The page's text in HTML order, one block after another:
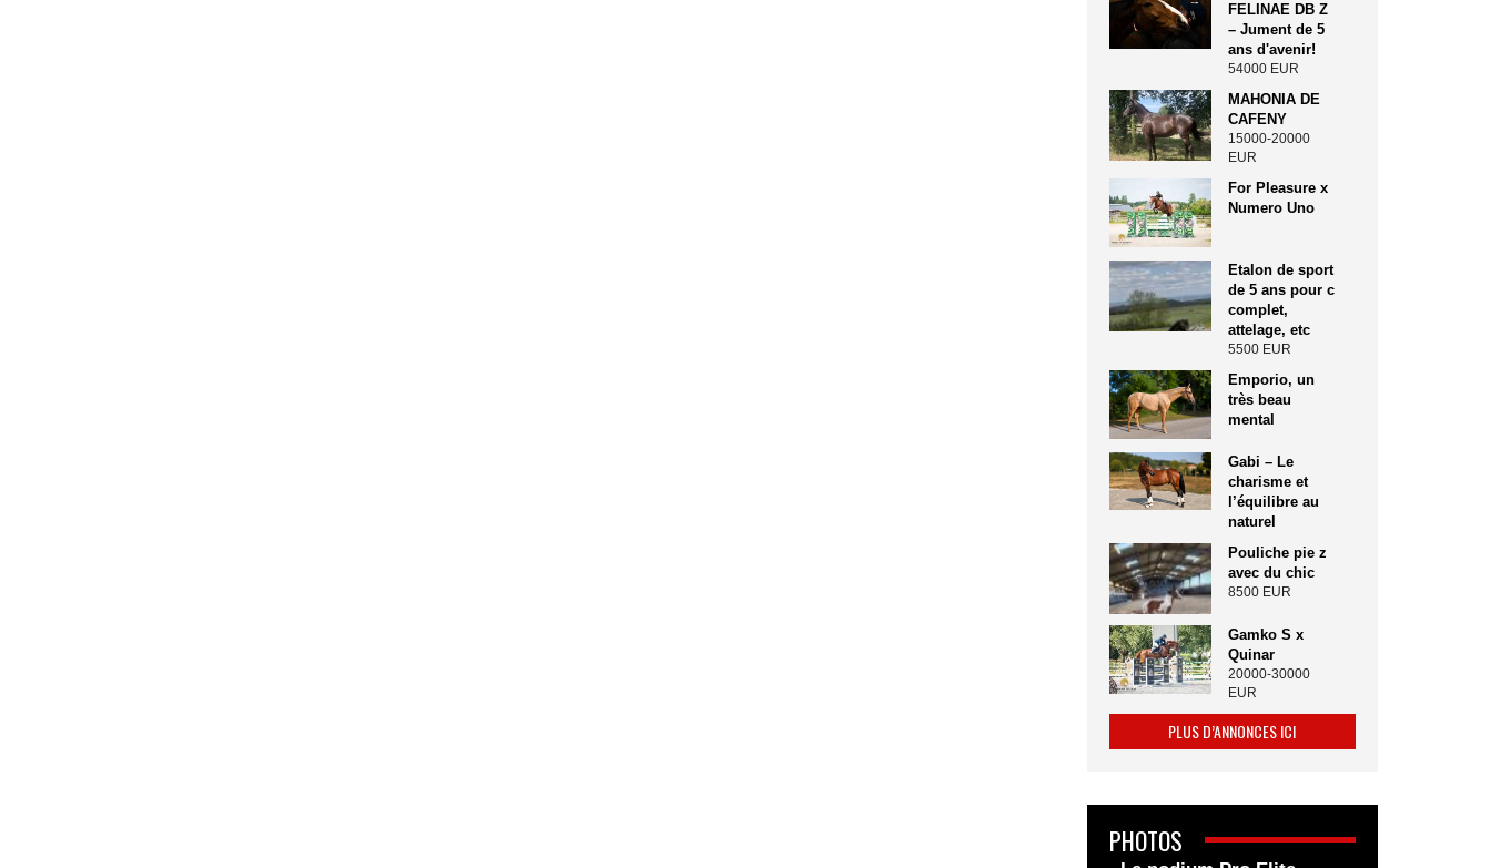
FELINAE DB Z
– Jument de 5
ans d'avenir!
54000 EUR
MAHONIA DE
CAFENY
15000-20000
EUR
For Pleasure x
Numero Uno
Etalon de sport
de 5 ans pour c
complet,
attelage, etc
5500 EUR
Emporio, un
très beau
mental
Gabi – Le
charisme et
l’équilibre au
naturel
Pouliche pie z
avec du chic
8500 EUR
Gamko S x
Quinar
20000-30000
EUR
PLUS D’ANNONCES ICI
PHOTOS